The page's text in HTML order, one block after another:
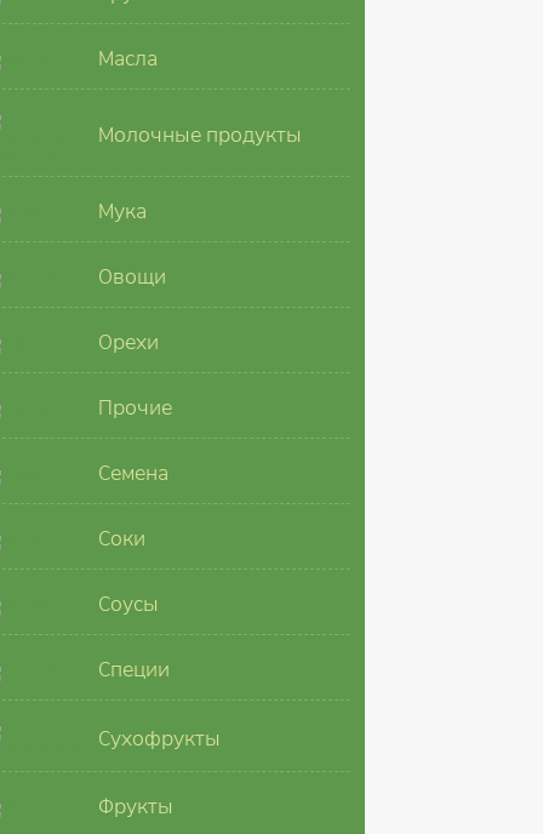
Масла
Молочные продукты
Мука
Овощи
Орехи
Прочие
Семена
Соки
Соусы
Специи
Сухофрукты
Фрукты